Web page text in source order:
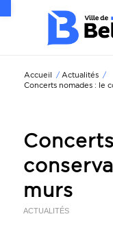
Accueil / Actualités /
Concerts nomades : le
murs
ACTUALITÉS